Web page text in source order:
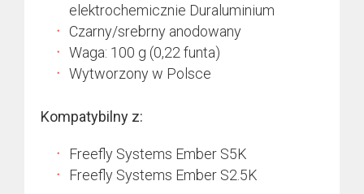
elektrochemicznie Duraluminium
Czarny/srebrny anodowany
Waga: 100 g (0,22 funta)
Wytworzony w Polsce
Kompatybilny z:
Freefly Systems Ember S5K
Freefly Systems Ember S2.5K